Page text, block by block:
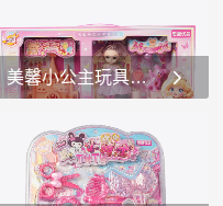
粉色为主色调，充满了少女
心。包装上有可爱的卡通人
物和各种装饰元素，如星
美馨小公主玩具套装，开启梦幻公主世界角色扮演
的玩具套装。1.玩具套装内
容： -城堡模型：套装中包
含一个橙色的城堡模型，城